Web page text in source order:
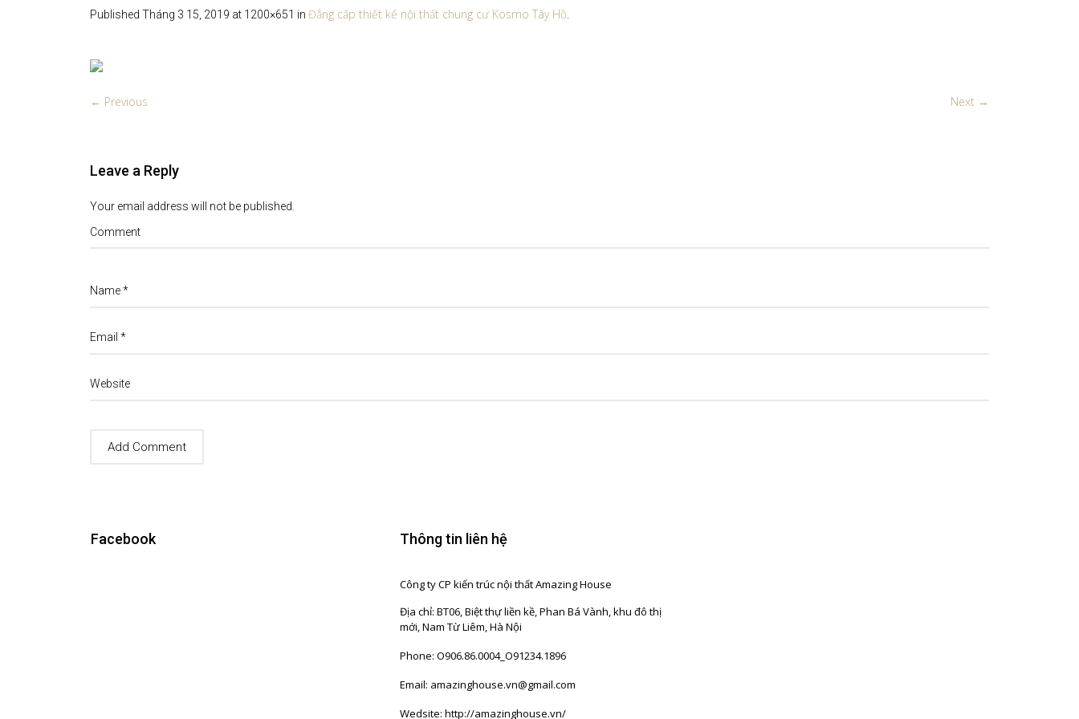
Published Tháng 3 15, 2019 at 1200×651 in Đẳng cấp thiết kế nội thất chung cư Kosmo Tây Hồ.
← Previous Next →
Leave a Reply
Your email address will not be published.
Comment
Name*
Email *
Website
Facebook Thông tin liên hệ
Công ty CP kiến trúc nội thất Amazing House
Địa chỉ: BT06, Biệt thự liền kề, Phan Bá Vành, khu đô thị
mới, Nam Từ Liêm, Hà Nội
Phone: O906.86.0004_O91234.1896
Email: amazinghouse.vn@gmail.com
Wedsite: http://amazinghouse.vn/